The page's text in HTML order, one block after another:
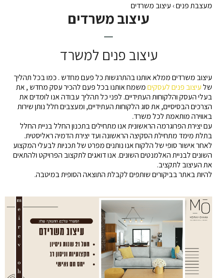
מעצבת פנים› עיצוב משרדים
עיצוב משרדים
עיצוב פנים למשרד
עיצוב משרדים ממלא אותנו בהתרגשות כל פעם מחדש . כמו בכל תהליך
שלעיצוב פנים לעסקיםמשמח אותנו בכל פעם להכיר עסק מחדש , את
בעלי העסק והלקוחות העתידיים. לפני כל תהליך עבודה אנו לומדים את
הצרכים הבסיסיים, את סוג הלקוחות העתידיים, ומעצבים חלל נותן שירות
באווירה מותאמת לכל משרד.
עם יצירת הפרוגרמה הראשונית אנו מתחילים בתכנון החלל בניית החלל
בתלת מימד מתחילת הסקיצה הראשונה ועד יצירת הדמיה ראליסטית.
לאחר אישור סופי של הלקוח אנו נותנים מפרט של תכניות לבעלי המקצוע
השונים לבניית האלמנטים השונים. אנו דואגים לתקצוב הפרויקט ולהתאים
את העיצוב לתקציב.
להיות באתר בביקורים שותפים לקבלת התוצאה הסופית במיטבה.